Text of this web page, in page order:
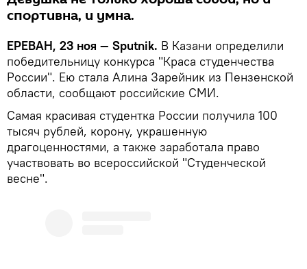
спортивна, и умна.
ЕРЕВАН, 23 ноя — Sputnik. В Казани определили
победительницу конкурса "Краса студенчества
России". Ею стала Алина Зарейник из Пензенской
области, сообщают российские СМИ.
Самая красивая студентка России получила 100
тысяч рублей, корону, украшенную
драгоценностями, а также заработала право
участвовать во всероссийской "Студенческой
весне".